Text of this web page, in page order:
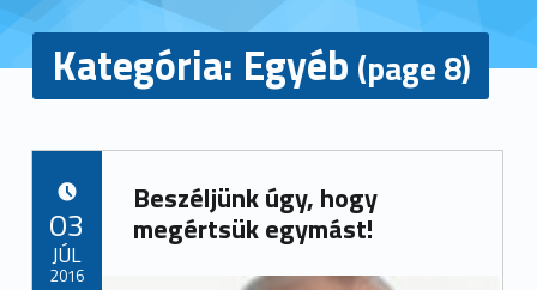
Kategória: Egyéb (page 8)
Beszéljünk úgy, hogy
megértsük egymást!
03
JÚL
2016